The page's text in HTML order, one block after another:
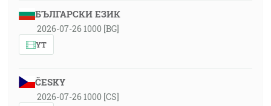
БЪЛГАРСКИ ЕЗИК
2026-07-26 1000 [BG]
YT
ČESKY
2026-07-26 1000 [CS]